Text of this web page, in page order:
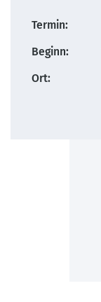
Termin:
Beginn:
Ort: